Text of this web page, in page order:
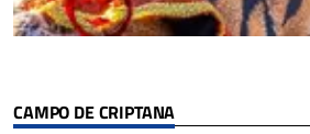
CAMPO DE CRIPTANA